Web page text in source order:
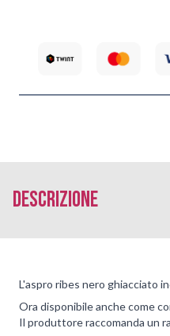
Descrizione
L'aspro ribes nero ghiacciato
Ora disponibile anche come
Il produttore raccomanda un